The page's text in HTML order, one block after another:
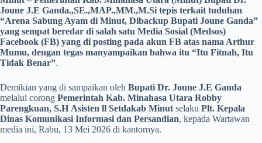
pp nk
Joune J.E Ganda.,SE.,MAP.,MM.,M.Si tepis terkait tuduhan
“Arena Sabung Ayam di Minut, Dibackup Bupati Joune Ganda”
yang sempat beredar di salah satu Media Sosial (Medsos)
Facebook (FB) yang di posting pada akun FB atas nama Arthur
Mumu, dengan tegas manyampaikan bahwa itu “Itu Fitnah, Itu
Tidak Benar”.
Demikian yang di sampaikan oleh Bupati Dr. Joune J.E Ganda
melalui corong Pemerintah Kab. Minahasa Utara Robby
Parengkuan, S.H Asisten ll Setdakab Minut selaku Plt. Kepala
Dinas Komunikasi Informasi dan Persandian, kepada Wartawan
media ini, Rabu, 13 Mei 2026 di kantornya.